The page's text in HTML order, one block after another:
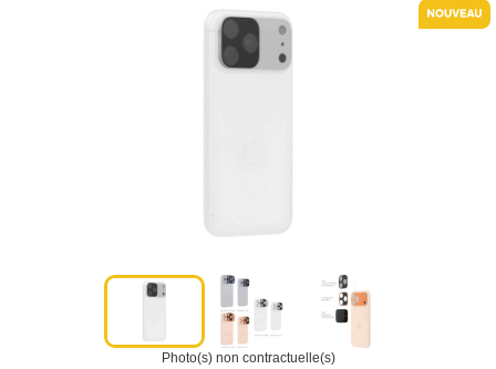
Photo(s) non contractuelle(s)